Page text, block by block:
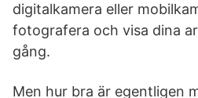
digitalkamera eller
fotografera och visa dina
gång.
Men hur bra är egentligen